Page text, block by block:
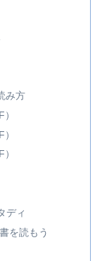
み方
ディ
を読もう